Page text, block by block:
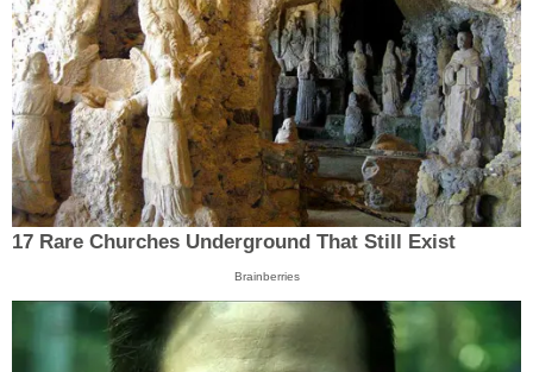
17 Rare Churches Underground That Still Exist
Brainberries